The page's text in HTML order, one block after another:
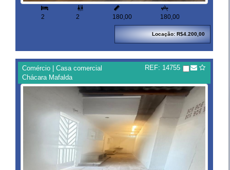
2

2

180,00

180,00
Locação: R$4.200,00
Comércio | Casa comercial
Chácara Mafalda
REF: 14755